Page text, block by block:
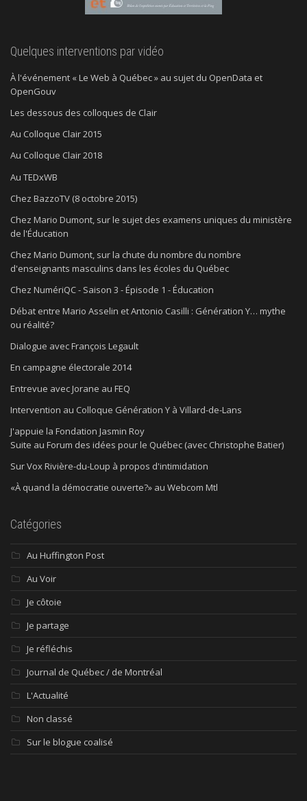
Quelques interventions par vidéo
À l'événement « Le Web à Québec » au sujet du OpenData et
OpenGouv
Les dessous des colloques de Clair
Au Colloque Clair 2015
Au Colloque Clair 2018
Au TEDxWB
Chez BazzoTV (8 octobre 2015)
Chez Mario Dumont, sur le sujet des examens uniques du ministère
de l'Éducation
Chez Mario Dumont, sur la chute du nombre du nombre
d'enseignants masculins dans les écoles du Québec
Chez NumériQC - Saison 3 - Épisode 1 - Éducation
Débat entre Mario Asselin et Antonio Casilli : Génération Y… mythe
ou réalité?
Dialogue avec François Legault
En campagne électorale 2014
Entrevue avec Jorane au FEQ
Intervention au Colloque Génération Y à Villard-de-Lans
J'appuie la Fondation Jasmin Roy
Suite au Forum des idées pour le Québec (avec Christophe Batier)
Sur Vox Rivière-du-Loup à propos d'intimidation
«À quand la démocratie ouverte?» au Webcom Mtl
Catégories
Au Huffington Post
Au Voir
Je côtoie
Je partage
Je réfléchis
Journal de Québec / de Montréal
L'Actualité
Non classé
Sur le blogue coalisé